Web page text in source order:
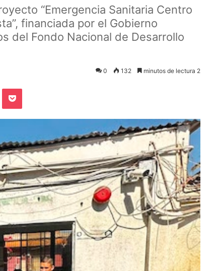
“Emergencia Sanitaria Centro
financiada por el Gobierno
del Fondo Nacional de Desarrollo
0 132 minutos de lectura 2
Pocket